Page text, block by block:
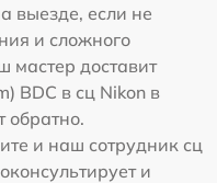
выезде, если не
и сложного
мастер доставит
BDC в сц Nikon в
обратно.
и наш сотрудник сц
и